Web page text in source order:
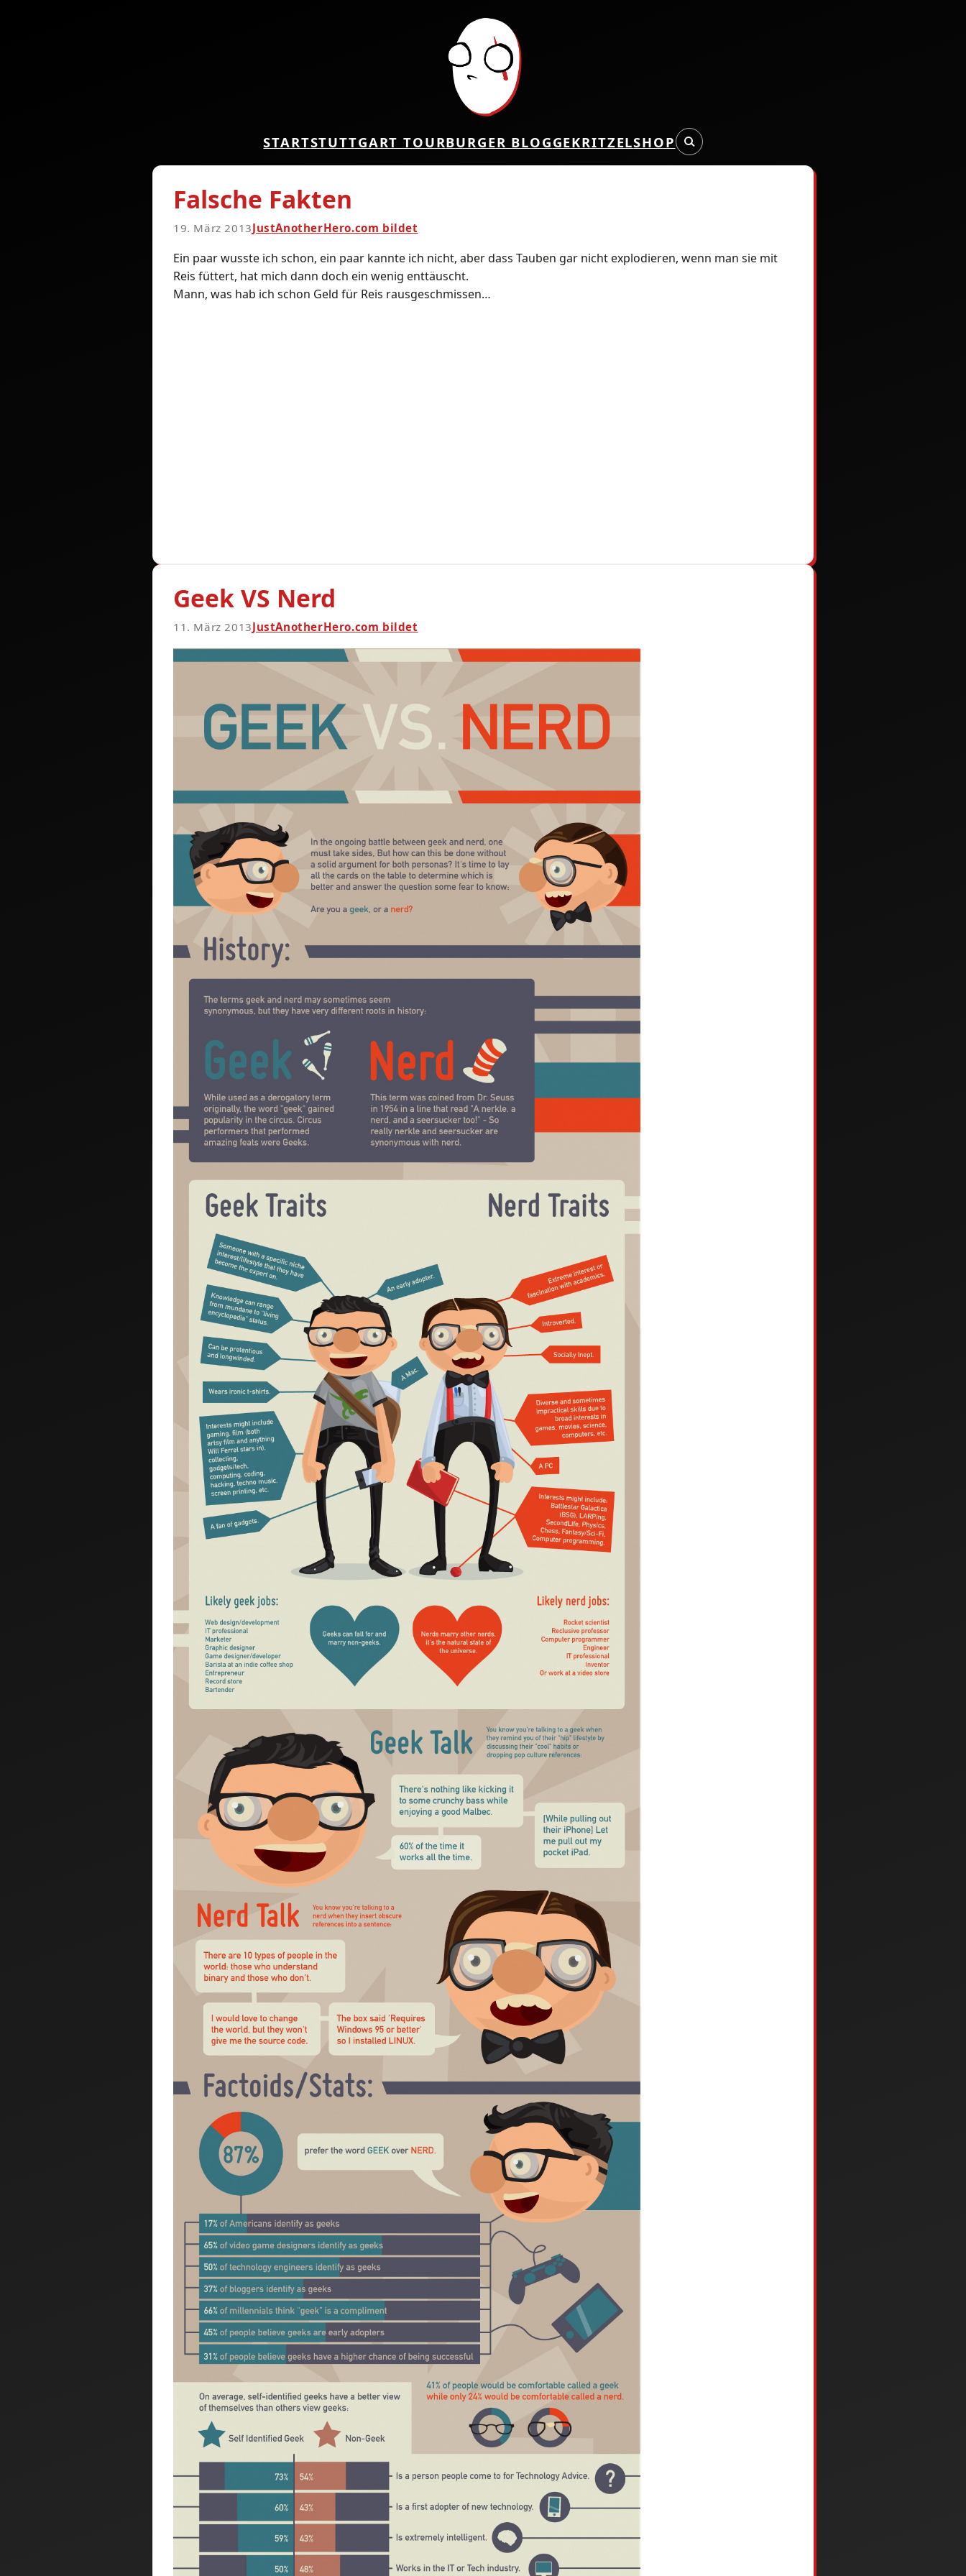
STARTSTUTTGART TOURBURGER BLOGGEKRITZELSHOP
Falsche Fakten
19. März 2013JustAnotherHero.com bildet
Ein paar wusste ich schon, ein paar kannte ich nicht, aber dass Tauben gar nicht explodieren, wenn man sie mit
Reis füttert, hat mich dann doch ein wenig enttäuscht.
Mann, was hab ich schon Geld für Reis rausgeschmissen…
Geek VS Nerd
11. März 2013JustAnotherHero.com bildet